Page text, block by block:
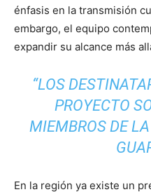
énfasis en la transmisión
embargo, el equipo
expandir su alcance más
“LOS
PROYECTO
MIEMBROS DE
En la región ya existe un